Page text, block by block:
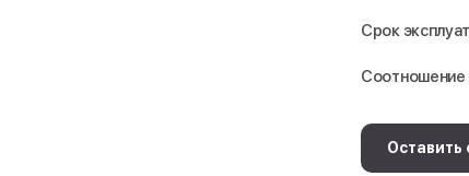
Срок
Соотношение
Оставить